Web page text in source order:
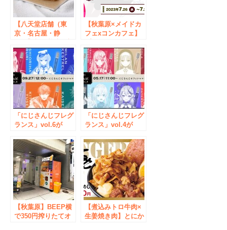
【八天堂店舗（東
京・名古屋・静
潟県魚沼産コシヒカ
リを使用「お米のく
りーむパン米粉カス
タード」2024年8月1
日（木）発売
【秋葉原×メイドカ
フェxコンカフェ】
ン×リトルスターラ
ビットがグループの
垣根を超えた制服交
換コラボイベントを
開催
「にじさんじフレグ
ランス」vol.6が
(金)12時より販売決
定！
「にじさんじフレグ
ランス」vol.4が
(金)11時より販売決
定！
【秋葉原】BEEP横
で350円搾りたてオ
【煮込みトロ牛肉×
生姜焼き肉】とにか